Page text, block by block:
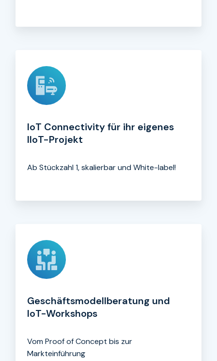
IoT Connectivity für ihr eigenes
IIoT-Projekt
Ab Stückzahl 1, skalierbar und White-label!
Geschäftsmodell­beratung und
IoT-Workshops
Vom Proof of Concept bis zur
Markteinführung